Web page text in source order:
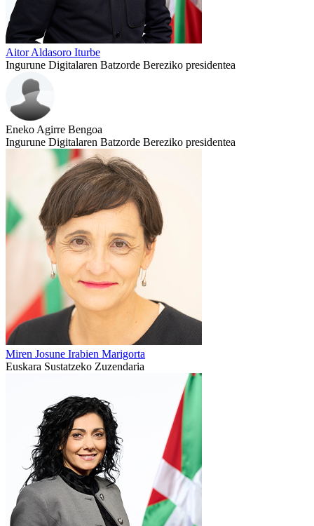
Aitor Aldasoro Iturbe
Ingurune Digitalaren Batzorde Bereziko presidentea
Eneko Agirre Bengoa
Ingurune Digitalaren Batzorde Bereziko presidentea
Miren Josune Irabien Marigorta
Euskara Sustatzeko Zuzendaria